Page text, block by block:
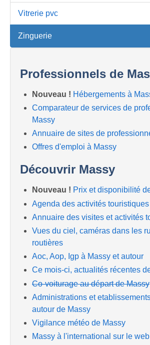
Vitrerie pvc
Zinguerie
Professionnels de
Nouveau ! Hébergements à
Comparateur de services de
Massy
Annuaire de sites de
Offres d'emploi à Massy
Découvrir Massy
Nouveau ! Prix et disponibilité
Agenda des activités touristiques
Annuaire des visites et activités
Vues du ciel, caméras dans les
routières
Aoc, Aop, Igp à Massy et autour
Ce mois-ci, actualités récentes
Co-voiturage au départ de Massy
Administrations et
autour de Massy
Vigilance météo de Massy
Massy à l'international sur le web